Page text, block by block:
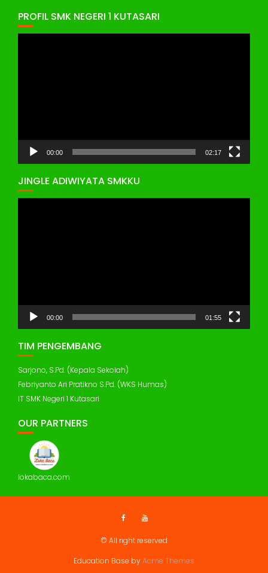
PROFIL SMK NEGERI 1 KUTASARI
00:00 02:17
JINGLE ADIWIYATA SMKKU
00:00 01:55
TIM PENGEMBANG
Sarjono, S.Pd. (Kepala Sekolah)
Febriyanto Ari Pratikno S.Pd. (WKS Humas)
IT SMK Negeri 1 Kutasari
OUR PARTNERS
lokabaca.com
© All right reserved
Education Base byAcme Themes